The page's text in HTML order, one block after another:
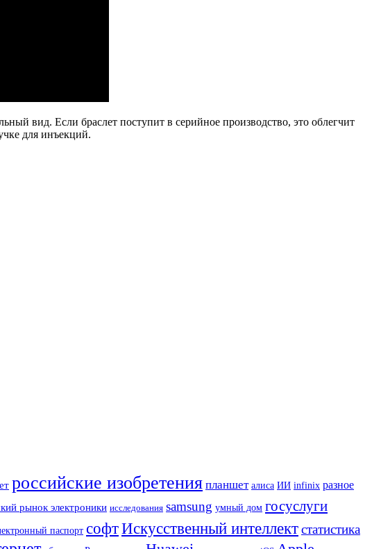
вид. Если браслет поступит в серийное производство, это облегчит
для инъекций.
российские изобретения планшет алиса ИИ infinix разное
рынок электроники исследования samsung умный дом госуслуги
паспорт софтИскусственный интеллектстатистика